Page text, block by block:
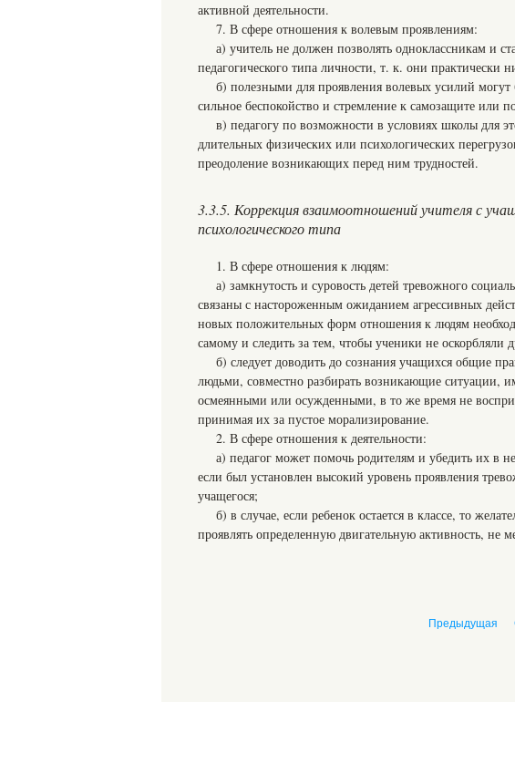
активной деятельности.
7. В сфере отношения к волевым проявлениям:
а) учитель не должен позволять одноклассникам и
педагогического типа личности, т. к. они практически
б) полезными для проявления волевых усилий
сильное беспокойство и стремление к самозащите или
в) педагогу по возможности в условиях школы для
длительных физических или психологических
преодоление возникающих перед ним трудностей.
3.3.5. Коррекция взаимоотношений учителя с
психологического типа
1. В сфере отношения к людям:
а) замкнутость и суровость детей тревожного
связаны с настороженным ожиданием агрессивных
новых положительных форм отношения к людям
самому и следить за тем, чтобы ученики не оскорбляли
б) следует доводить до сознания учащихся общие
людьми, совместно разбирать возникающие ситуации,
осмеянными или осужденными, в то же время не
принимая их за пустое морализирование.
2. В сфере отношения к деятельности:
а) педагог может помочь родителям и убедить их в
если был установлен высокий уровень проявления
учащегося;
б) в случае, если ребенок остается в классе, то
проявлять определенную двигательную активность,
Предыдущая